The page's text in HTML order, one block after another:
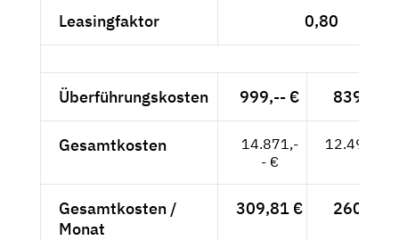
Leasingfaktor 0,80
Überführungskosten 999,-- € 839,50 €
Gesamtkosten
14.871,-
- €
12.496,64
Gesamtkosten /
Monat
309,81 € 260,35 €